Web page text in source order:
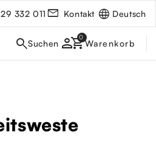
332 011 Kontakt Deutsch
person